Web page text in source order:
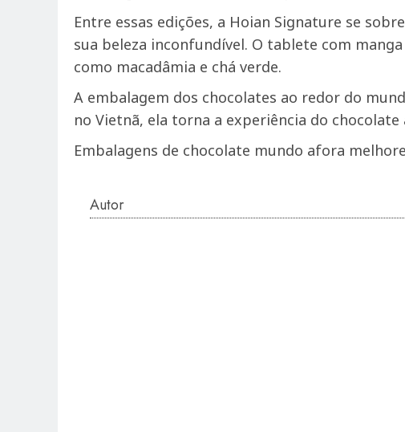
Entre essas edições, a Hoian Signature se
sua beleza inconfundível. O tablete com
como macadâmia e chá verde.
A embalagem dos chocolates ao redor do
no Vietnã, ela torna a experiência do chocolate
Embalagens de chocolate mundo afora
Autor